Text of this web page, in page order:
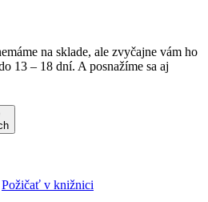
na sklade, ale zvyčajne vám ho
13 – 18 dní. A posnažíme sa aj
Požičať v knižnici